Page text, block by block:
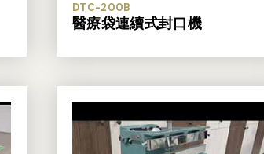
DTC-200B
醫療袋連續式封口機